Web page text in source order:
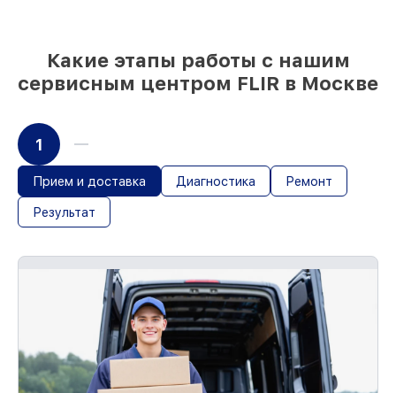
Какие этапы работы с нашим
сервисным центром FLIR в Москве
1
Прием и доставка Диагностика Ремонт
Результат